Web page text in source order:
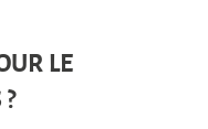
LE